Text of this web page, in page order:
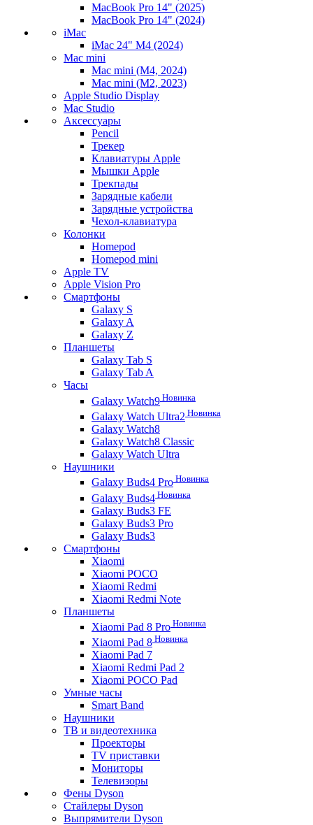
MacBook Pro 14" (2025)
MacBook Pro 14" (2024)
iMac
iMac 24" M4 (2024)
Mac mini
Mac mini (M4, 2024)
Mac mini (M2, 2023)
Apple Studio Display
Mac Studio
Аксессуары
Pencil
Трекер
Клавиатуры Apple
Мышки Apple
Трекпады
Зарядные кабели
Зарядные устройства
Чехол-клавиатура
Колонки
Homepod
Homepod mini
Apple TV
Apple Vision Pro
Смартфоны
Galaxy S
Galaxy A
Galaxy Z
Планшеты
Galaxy Tab S
Galaxy Tab A
Часы
Galaxy Watch9 Новинка
Galaxy Watch Ultra2 Новинка
Galaxy Watch8
Galaxy Watch8 Classic
Galaxy Watch Ultra
Наушники
Galaxy Buds4 Pro Новинка
Galaxy Buds4 Новинка
Galaxy Buds3 FE
Galaxy Buds3 Pro
Galaxy Buds3
Смартфоны
Xiaomi
Xiaomi POCO
Xiaomi Redmi
Xiaomi Redmi Note
Планшеты
Xiaomi Pad 8 Pro Новинка
Xiaomi Pad 8 Новинка
Xiaomi Pad 7
Xiaomi Redmi Pad 2
Xiaomi POCO Pad
Умные часы
Smart Band
Наушники
ТВ и видеотехника
Проекторы
TV приставки
Мониторы
Телевизоры
Фены Dyson
Стайлеры Dyson
Выпрямители Dyson